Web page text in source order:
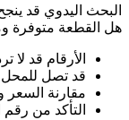
البحث اليدوي قد
هل القطعة متوفرة
الأرقام قد لا
قد تصل
مقارنة السعر
التأكد من